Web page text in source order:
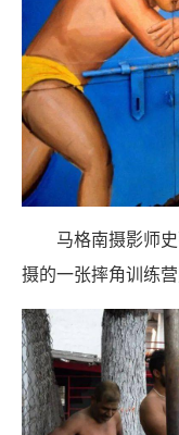
马格南摄影师
摄的一张摔角训练